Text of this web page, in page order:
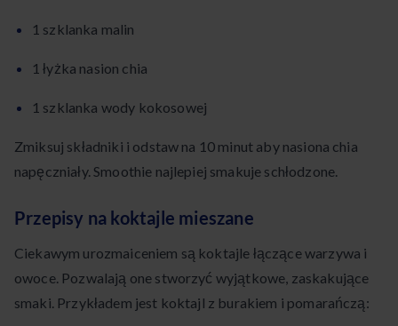
1 szklanka malin
1 łyżka nasion chia
1 szklanka wody kokosowej
Zmiksuj składniki i odstaw na 10 minut aby nasiona chia
napęczniały. Smoothie najlepiej smakuje schłodzone.
Przepisy na koktajle mieszane
Ciekawym urozmaiceniem są koktajle łączące warzywa i
owoce. Pozwalają one stworzyć wyjątkowe, zaskakujące
smaki. Przykładem jest koktajl z burakiem i pomarańczą: